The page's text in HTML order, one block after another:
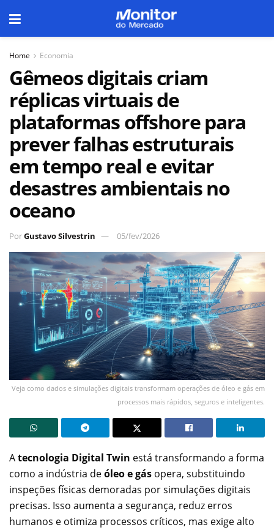
Home Economia
Gêmeos digitais criam
réplicas virtuais de
plataformas offshore para
prever falhas estruturais
em tempo real e evitar
desastres ambientais no
oceano
PorGustavo Silvestrin 05/fev/2026
Veja como dados e simulações digitais transformam operações de óleo e gás em
processos mais rápidos, seguros e inteligentes.
Atecnologia Digital Twin está transformando a forma
como a indústria deóleo e gás opera, substituindo
inspeções físicas demoradas por simulações digitais
precisas. Isso aumenta a segurança, reduz erros
humanos e otimiza processos críticos, mas exige alto